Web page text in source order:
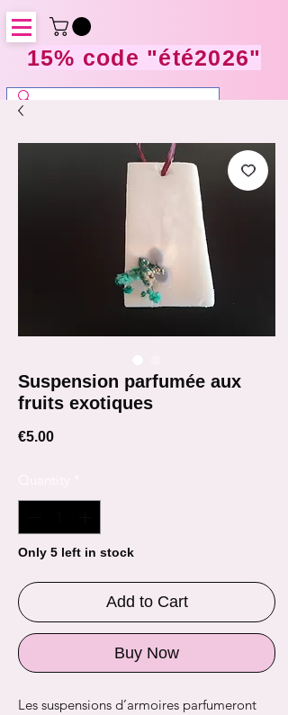
15% code "été2026"
Suspension parfumée aux
fruits exotiques
€5.00Price
Only 5 left in stock
Add to Cart
Buy Now
Les suspensions d’armoires parfumeront